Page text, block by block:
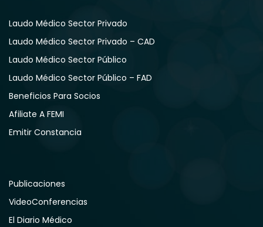
Laudo Médico Sector Privado
Laudo Médico Sector Privado – CAD
Laudo Médico Sector Público
Laudo Médico Sector Público – FAD
Beneficios Para Socios
Afiliate A FEMI
Emitir Constancia
Publicaciones
VideoConferencias
El Diario Médico